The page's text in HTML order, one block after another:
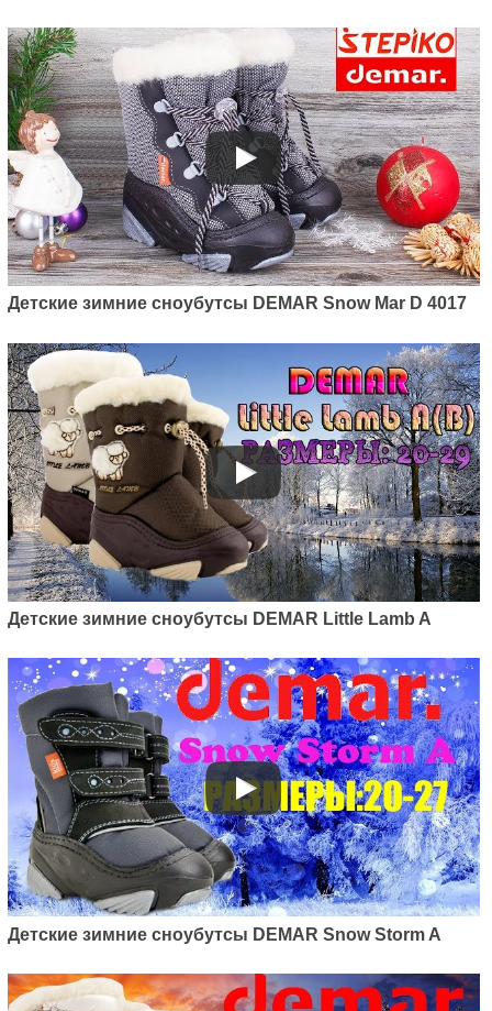
Детские зимние сноубутсы DEMAR Snow Mar D 4017
Детские зимние сноубутсы DEMAR Little Lamb A
Детские зимние сноубутсы DEMAR Snow Storm A